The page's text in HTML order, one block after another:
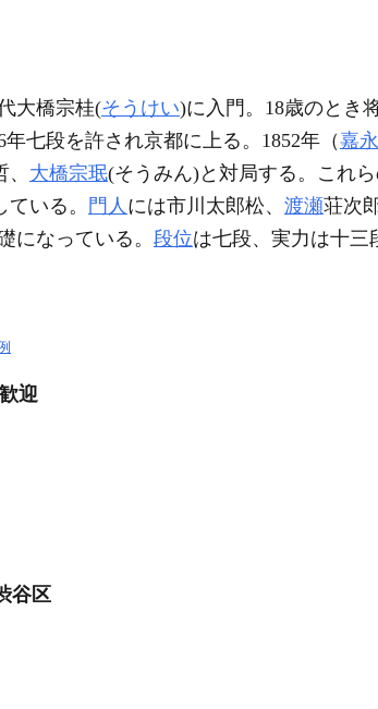
大橋宗桂(そうけい)に入門。18歳のとき
年七段を許され京都に上る。1852年（嘉永
大橋宗珉(そうみん)と対局する。これ
いる。 門人 には市川太郎松、 渡瀬荘次
になっている。 段位は七段、実力は十三
迎
谷区